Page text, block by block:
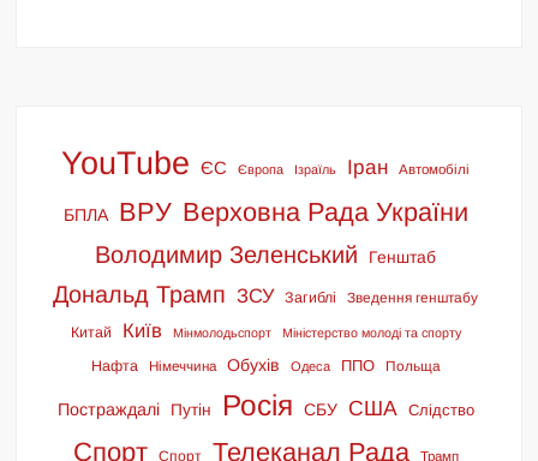
YouTube ЄС Європа Ізраїль Іран Автомобілі
БПЛА ВРУ Верховна Рада України
Володимир Зеленський Генштаб
Дональд Трамп ЗСУ Загиблі Зведення генштабу
Китай Київ Мінмолодьспорт Міністерство молоді та спорту
Нафта Німеччина Обухів Одеса ППО Польща
Постраждалі Путін Росія СБУ США Слідство
Спорт Спорт Телеканал Рада Трамп